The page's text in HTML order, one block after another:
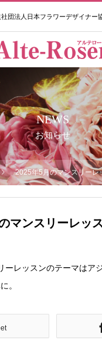
団法人日本フラワーデザイナー
NEWS
お知らせ
2025年5月のマンスリー
マンスリーレ
ーレッスンのテーマはア
。